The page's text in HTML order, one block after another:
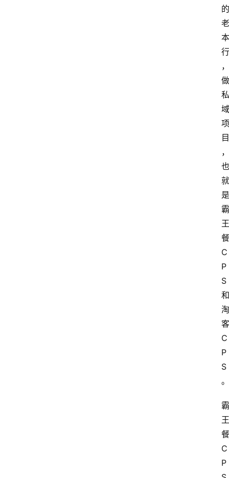
的
老
本
行
，
做
私
域
项
目
，
也
就
是
霸
王
餐
C
P
S
和
淘
客
C
P
S
。
霸
王
餐
C
P